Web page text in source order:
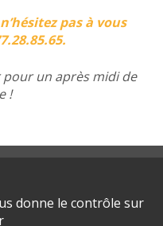
pas à vous
un après midi de
!
légales
donne le contrôle sur